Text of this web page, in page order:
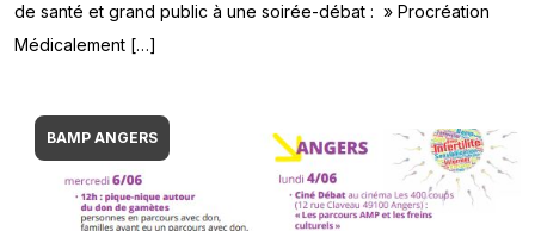
de santé et grand public à une soirée-débat : » Procréation
Médicalement […]
BAMP ANGERS